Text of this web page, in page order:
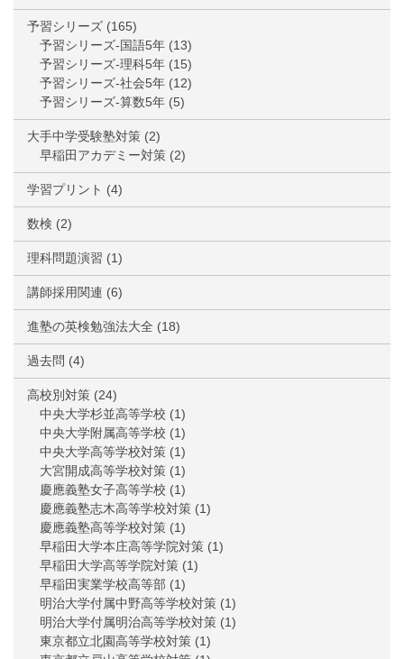
予習シリーズ (165)
予習シリーズ-国語5年 (13)
予習シリーズ-理科5年 (15)
予習シリーズ-社会5年 (12)
予習シリーズ-算数5年 (5)
大手中学受験塾対策 (2)
早稲田アカデミー対策 (2)
学習プリント (4)
数検 (2)
理科問題演習 (1)
講師採用関連 (6)
進塾の英検勉強法大全 (18)
過去問 (4)
高校別対策 (24)
中央大学杉並高等学校 (1)
中央大学附属高等学校 (1)
中央大学高等学校対策 (1)
大宮開成高等学校対策 (1)
慶應義塾女子高等学校 (1)
慶應義塾志木高等学校対策 (1)
慶應義塾高等学校対策 (1)
早稲田大学本庄高等学院対策 (1)
早稲田大学高等学院対策 (1)
早稲田実業学校高等部 (1)
明治大学付属中野高等学校対策 (1)
明治大学付属明治高等学校対策 (1)
東京都立北園高等学校対策 (1)